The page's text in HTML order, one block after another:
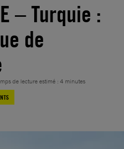
– Turquie :
de
de lecture estimé : 4 minutes